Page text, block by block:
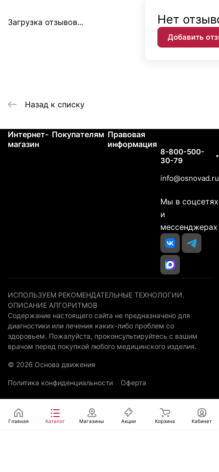
Загрузка отзывов... Нет
Добавить
Назад к списку
Интернет-
магазин
Покупателям Правовая
информация
8-800-500-
30-79
info@osnovad.ru
Мы в соцсетях
и
мессенджерах
ИСПОЛЬЗУЕМ РЕКОМЕНДАТЕЛЬНЫЕ ТЕХНОЛОГИИ.
ОПИСАНИЕ АЛГОРИТМОВ
Содержание настоящего сайта не предназначено для
диагностики или лечения каких-либо проблем со
здоровьем. Пожалуйста, проконсультируйтесь с вашим
врачом перед покупкой любого медицинского изделия.
© 2026 Основа движения
Политика конфиденциальности Оферта
Главная Каталог Магазины Акции Корзина Кабинет